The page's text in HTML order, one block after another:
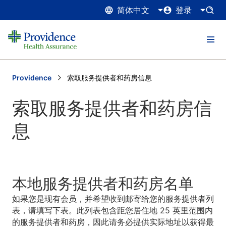
简体中文 登录
Providence Current:
索取服务提供者和药房信息
索取服务提供者和药房信
息
本地服务提供者和药房名单
如果您是现有会员，并希望收到邮寄给您的服务提供者列
表，请填写下表。此列表包含距您居住地 25 英里范围内
的服务提供者和药房，因此请务必提供实际地址以获得最